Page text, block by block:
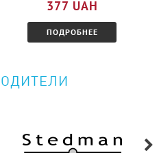
377 UAH
ПОДРОБНЕЕ